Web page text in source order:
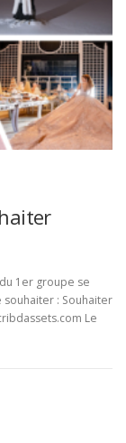
1er groupe se
: Souhaiter
Le